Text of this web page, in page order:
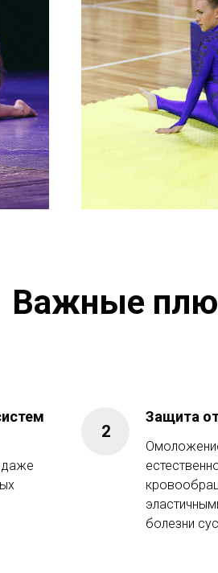
Важные
даже
Защита
болезни